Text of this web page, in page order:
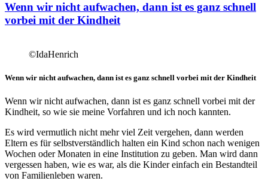
Wenn wir nicht aufwachen, dann ist es ganz schnell
vorbei mit der Kindheit
©IdaHenrich
Wenn wir nicht aufwachen, dann ist es ganz schnell vorbei mit der Kindheit
Wenn wir nicht aufwachen, dann ist es ganz schnell vorbei mit der
Kindheit, so wie sie meine Vorfahren und ich noch kannten.
Es wird vermutlich nicht mehr viel Zeit vergehen, dann werden
Eltern es für selbstverständlich halten ein Kind schon nach wenigen
Wochen oder Monaten in eine Institution zu geben. Man wird dann
vergessen haben, wie es war, als die Kinder einfach ein Bestandteil
von Familienleben waren.